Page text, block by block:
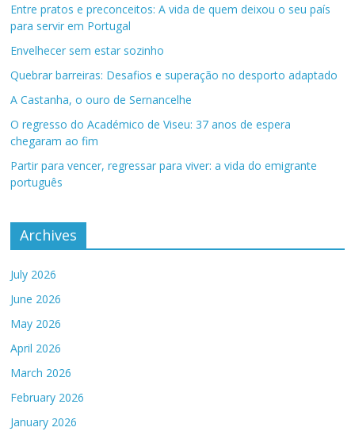
Entre pratos e preconceitos: A vida de quem deixou o seu país
para servir em Portugal
Envelhecer sem estar sozinho
Quebrar barreiras: Desafios e superação no desporto adaptado
A Castanha, o ouro de Sernancelhe
O regresso do Académico de Viseu: 37 anos de espera
chegaram ao fim
Partir para vencer, regressar para viver: a vida do emigrante
português
Archives
July 2026
June 2026
May 2026
April 2026
March 2026
February 2026
January 2026